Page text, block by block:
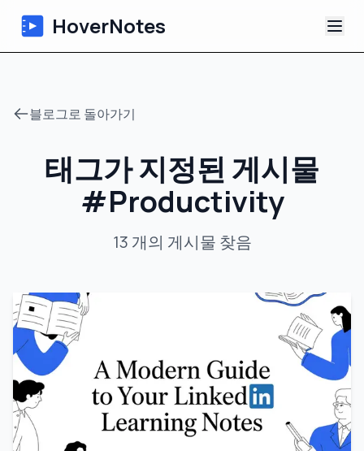
HoverNotes
AI 영상 노트
튜토리얼
소개
블로그로 돌아가기
태그가 지정된 게시물
#Productivity
13 개의 게시물 찾음